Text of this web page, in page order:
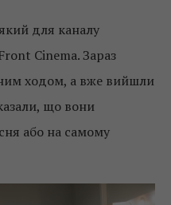
для каналу
Cinema. Зараз
ходом, а вже вийшли
що вони
або на самому